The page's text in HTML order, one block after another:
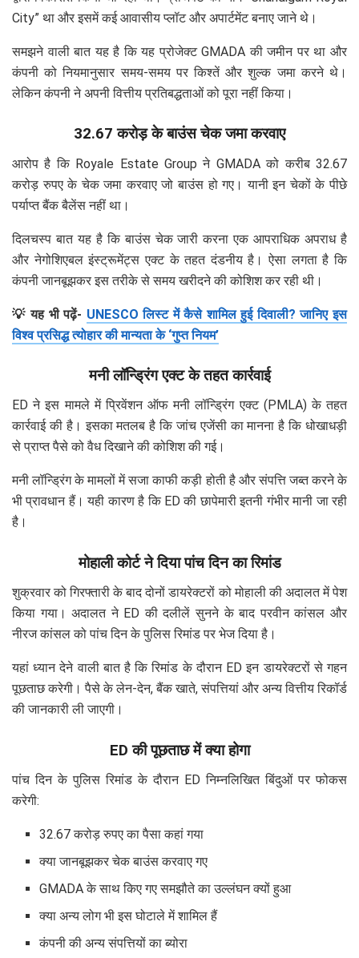
City” था और इसमें कई आवासीय प्लॉट और अपार्टमेंट बनाए जाने थे।
समझने वाली बात यह है कि यह प्रोजेक्ट GMADA की जमीन पर था और
कंपनी को नियमानुसार समय-समय पर किश्तें और शुल्क जमा करने थे।
लेकिन कंपनी ने अपनी वित्तीय प्रतिबद्धताओं को पूरा नहीं किया।
32.67 करोड़ के बाउंस चेक जमा करवाए
आरोप है कि Royale Estate Group ने GMADA को करीब 32.67
करोड़ रुपए के चेक जमा करवाए जो बाउंस हो गए। यानी इन चेकों के पीछे
पर्याप्त बैंक बैलेंस नहीं था।
दिलचस्प बात यह है कि बाउंस चेक जारी करना एक आपराधिक अपराध है
और नेगोशिएबल इंस्ट्रूमेंट्स एक्ट के तहत दंडनीय है। ऐसा लगता है कि
कंपनी जानबूझकर इस तरीके से समय खरीदने की कोशिश कर रही थी।
💡 यह भी पढ़ें- UNESCO लिस्ट में कैसे शामिल हुई दिवाली? जानिए इस
विश्व प्रसिद्ध त्योहार की मान्यता के ‘गुप्त नियम’
मनी लॉन्ड्रिंग एक्ट के तहत कार्रवाई
ED ने इस मामले में प्रिवेंशन ऑफ मनी लॉन्ड्रिंग एक्ट (PMLA) के तहत
कार्रवाई की है। इसका मतलब है कि जांच एजेंसी का मानना है कि धोखाधड़ी
से प्राप्त पैसे को वैध दिखाने की कोशिश की गई।
मनी लॉन्ड्रिंग के मामलों में सजा काफी कड़ी होती है और संपत्ति जब्त करने के
भी प्रावधान हैं। यही कारण है कि ED की छापेमारी इतनी गंभीर मानी जा रही
है।
मोहाली कोर्ट ने दिया पांच दिन का रिमांड
शुक्रवार को गिरफ्तारी के बाद दोनों डायरेक्टरों को मोहाली की अदालत में पेश
किया गया। अदालत ने ED की दलीलें सुनने के बाद परवीन कांसल और
नीरज कांसल को पांच दिन के पुलिस रिमांड पर भेज दिया है।
यहां ध्यान देने वाली बात है कि रिमांड के दौरान ED इन डायरेक्टरों से गहन
पूछताछ करेगी। पैसे के लेन-देन, बैंक खाते, संपत्तियां और अन्य वित्तीय रिकॉर्ड
की जानकारी ली जाएगी।
ED की पूछताछ में क्या होगा
पांच दिन के पुलिस रिमांड के दौरान ED निम्नलिखित बिंदुओं पर फोकस
करेगी:
32.67 करोड़ रुपए का पैसा कहां गया
क्या जानबूझकर चेक बाउंस करवाए गए
GMADA के साथ किए गए समझौते का उल्लंघन क्यों हुआ
क्या अन्य लोग भी इस घोटाले में शामिल हैं
कंपनी की अन्य संपत्तियों का ब्योरा